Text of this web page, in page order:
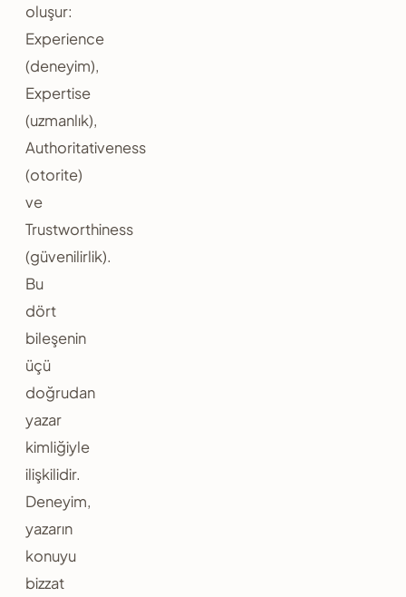
oluşur:
Experience
(deneyim),
Expertise
(uzmanlık),
Authoritativeness
(otorite)
ve
Trustworthiness
(güvenilirlik).
Bu
dört
bileşenin
üçü
doğrudan
yazar
kimliğiyle
ilişkilidir.
Deneyim,
yazarın
konuyu
bizzat